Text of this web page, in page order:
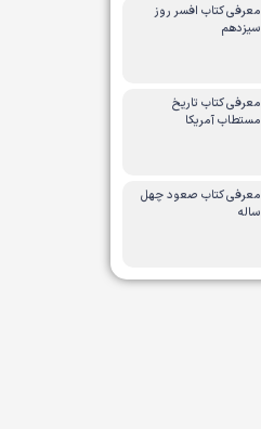
معرفی کتاب افسر روز
سیزدهم
معرفی کتاب تاریخ
مستطاب آمریکا
معرفی کتاب صعود چهل
ساله